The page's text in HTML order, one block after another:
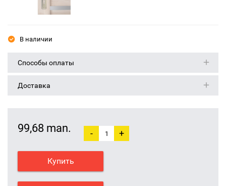
В наличии
Способы оплаты
Доставка
99,68 man. - +
Купить